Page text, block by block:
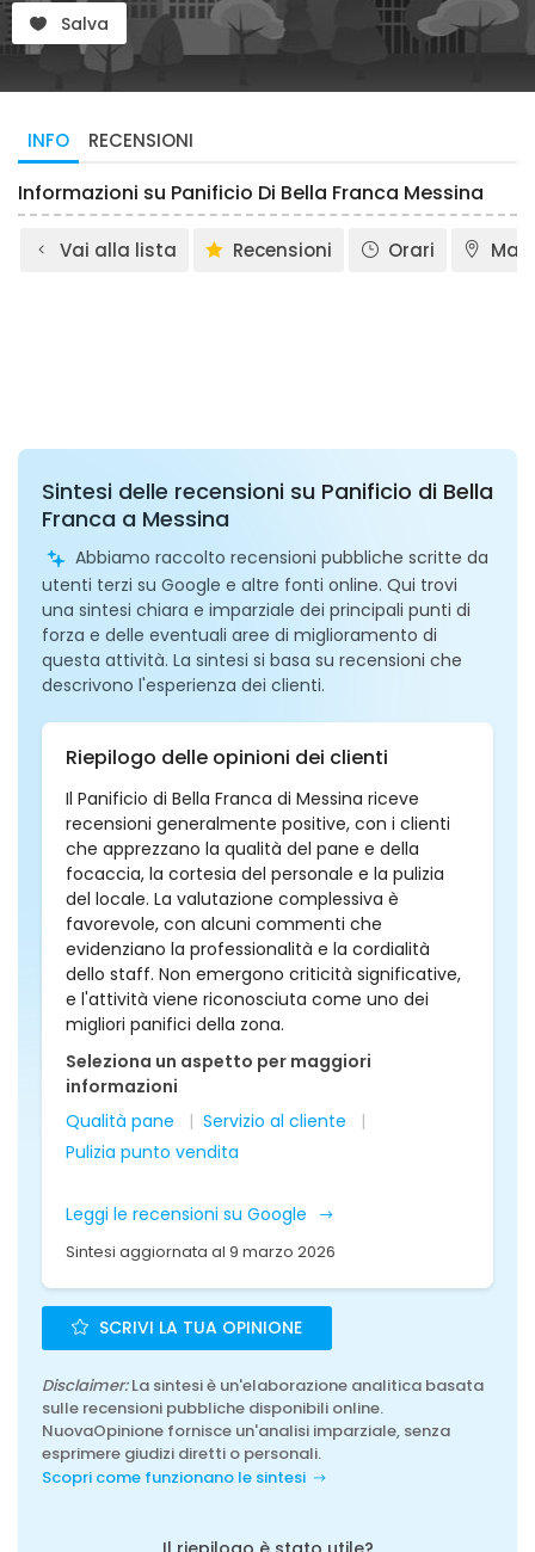
Salva
INFO RECENSIONI
Informazioni su Panificio Di Bella Franca Messina
Vai alla lista Recensioni Orari
Sintesi delle recensioni su Panificio di Bella
Franca a Messina
Abbiamo raccolto recensioni pubbliche scritte da
utenti terzi su Google e altre fonti online. Qui trovi
una sintesi chiara e imparziale dei principali punti di
forza e delle eventuali aree di miglioramento di
questa attività. La sintesi si basa su recensioni che
descrivono l'esperienza dei clienti.
Riepilogo delle opinioni dei clienti
Il Panificio di Bella Franca di Messina riceve
recensioni generalmente positive, con i clienti
che apprezzano la qualità del pane e della
focaccia, la cortesia del personale e la pulizia
del locale. La valutazione complessiva è
favorevole, con alcuni commenti che
evidenziano la professionalità e la cordialità
dello staff. Non emergono criticità significative,
e l'attività viene riconosciuta come uno dei
migliori panifici della zona.
Seleziona un aspetto per maggiori
informazioni
Qualità pane
Servizio al cliente
Pulizia punto vendita
Leggi le recensioni su Google
Sintesi aggiornata al 9 marzo 2026
SCRIVI LA TUA OPINIONE
Disclaimer:La sintesi è un'elaborazione analitica basata
sulle recensioni pubbliche disponibili online.
NuovaOpinione fornisce un'analisi imparziale, senza
esprimere giudizi diretti o personali.
Scopri come funzionano le sintesi